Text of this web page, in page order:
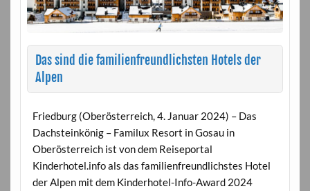
Das sind die familienfreundlichsten Hotels der
Alpen
Friedburg (Oberösterreich, 4. Januar 2024) – Das
Dachsteinkönig – Familux Resort in Gosau in
Oberösterreich ist von dem Reiseportal
Kinderhotel.info als das familienfreundlichstes Hotel
der Alpen mit dem Kinderhotel-Info-Award 2024